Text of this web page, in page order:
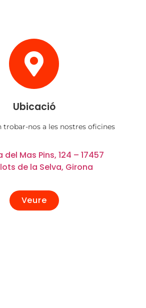
Ubicació
trobar-nos a les nostres oficines
Mas Pins, 124 – 17457
de la Selva, Girona
Veure